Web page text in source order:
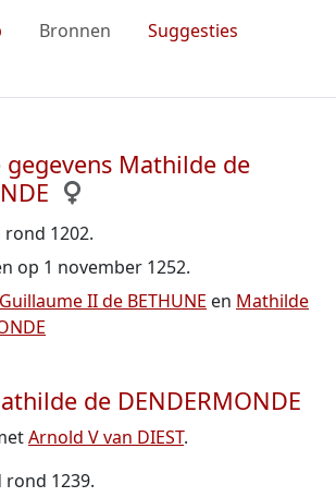
Bronnen
Suggesties
Mathilde de
rond 1202.
op 1 november 1252.
Guillaume II de BETHUNE en Mathilde
de DENDERMONDE
Arnold V van DIEST.
1239.